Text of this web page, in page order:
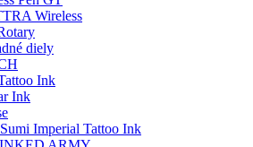
Wireless
diely
Ink
Ink
Imperial Tattoo Ink